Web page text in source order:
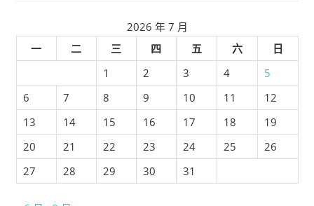
2026 年 7 月
一
二 三 四 五 六
日
1
2 3 4
5
6
7 8 9 10 11
12
13
14 15 16 17 18
19
20
21 22 23 24 25
26
27
28 29 30 31